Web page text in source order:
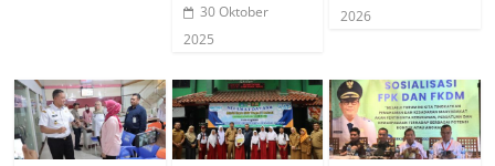
30 Oktober
2025
2026